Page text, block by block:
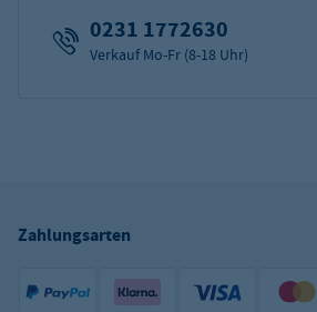
0231 1772630
Verkauf Mo-Fr (8-18 Uhr)
Zahlungsarten